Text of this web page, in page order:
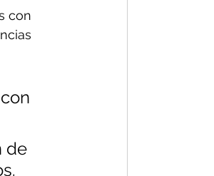
con
de